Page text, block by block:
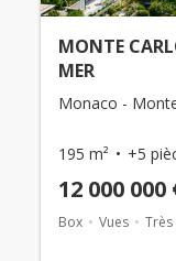
MONTE
MER
Monaco -
195 m² +5
12 000 000
Box Vues